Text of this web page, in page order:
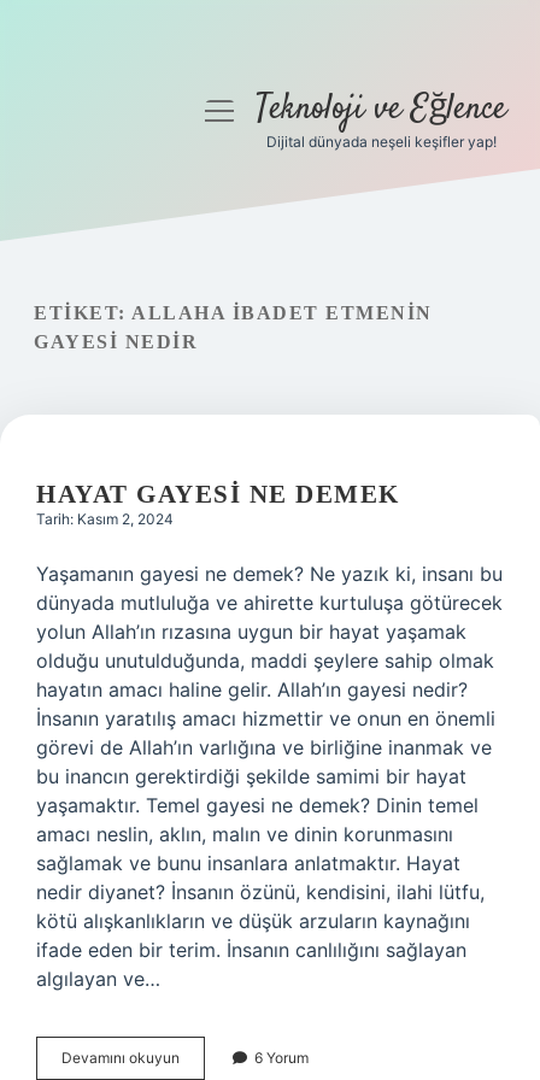
Gizlilik Politikası
Hakkımızda
menüyüTeknoloji ve Eğlence
Dijital dünyada neşeli keşifler yap!
ETIKET: ALLAHA IBADET ETMENIN
GAYESI NEDIR
HAYAT GAYESI NE DEMEK
Tarih: Kasım 2, 2024
Yaşamanın gayesi ne demek? Ne yazık ki, insanı bu
dünyada mutluluğa ve ahirette kurtuluşa götürecek
yolun Allah’ın rızasına uygun bir hayat yaşamak
olduğu unutulduğunda, maddi şeylere sahip olmak
hayatın amacı haline gelir. Allah’ın gayesi nedir?
İnsanın yaratılış amacı hizmettir ve onun en önemli
görevi de Allah’ın varlığına ve birliğine inanmak ve
bu inancın gerektirdiği şekilde samimi bir hayat
yaşamaktır. Temel gayesi ne demek? Dinin temel
amacı neslin, aklın, malın ve dinin korunmasını
sağlamak ve bunu insanlara anlatmaktır. Hayat
nedir diyanet? İnsanın özünü, kendisini, ilahi lütfu,
kötü alışkanlıkların ve düşük arzuların kaynağını
ifade eden bir terim. İnsanın canlılığını sağlayan
algılayan ve…
Devamını okuyun 6 Yorum